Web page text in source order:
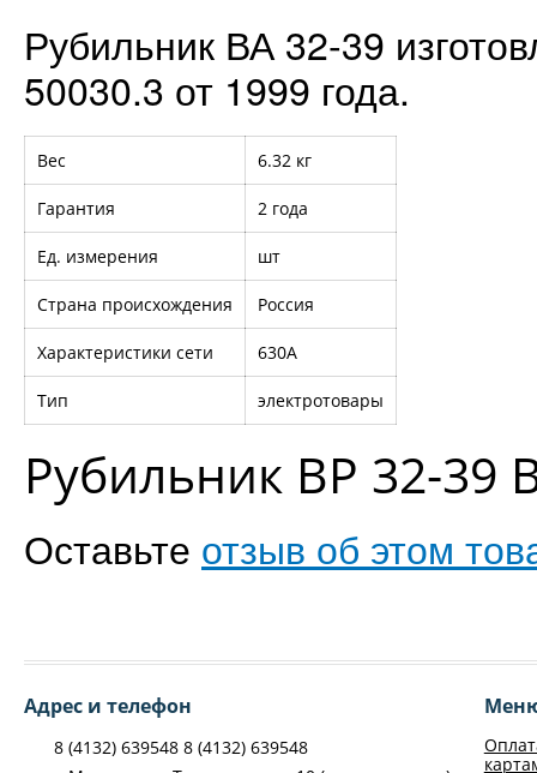
Рубильник ВА 32-39
50030.3 от 1999 года.
Вес 6.32 кг
Гарантия 2 года
Ед. измерения шт
Страна происхождения Россия
Характеристики сети 630А
Тип электротовары
Рубильник ВР 32-39
Оставьте отзыв об этом
Адрес и телефон
8 (4132) 639548 8 (4132) 639548